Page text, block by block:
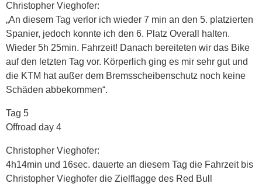
Christopher Vieghofer:
„An diesem Tag verlor ich wieder 7 min an den 5. platzierten
Spanier, jedoch konnte ich den 6. Platz Overall halten.
Wieder 5h 25min. Fahrzeit! Danach bereiteten wir das Bike
auf den letzten Tag vor. Körperlich ging es mir sehr gut und
die KTM hat außer dem Bremsscheibenschutz noch keine
Schäden abbekommen“.
Tag 5
Offroad day 4
Christopher Vieghofer:
4h14min und 16sec. dauerte an diesem Tag die Fahrzeit bis
Christopher Vieghofer die Zielflagge des Red Bull